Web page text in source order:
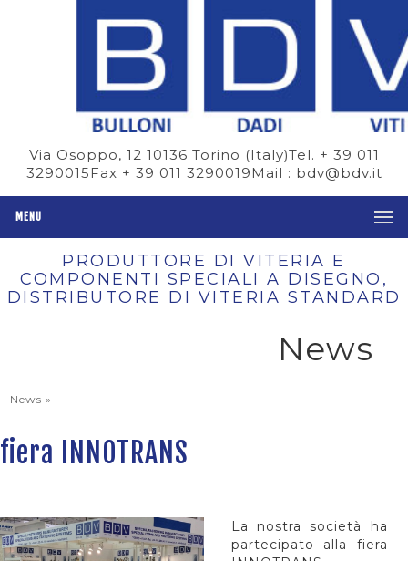
Via Osoppo, 12 10136 Torino (Italy)Tel. + 39 011
3290015Fax + 39 011 3290019Mail : bdv@bdv.it
MENU
PRODUTTORE DI VITERIA E
COMPONENTI SPECIALI A DISEGNO,
DISTRIBUTORE DI VITERIA STANDARD
News
News»
fiera INNOTRANS
La nostra società ha
partecipato alla fiera